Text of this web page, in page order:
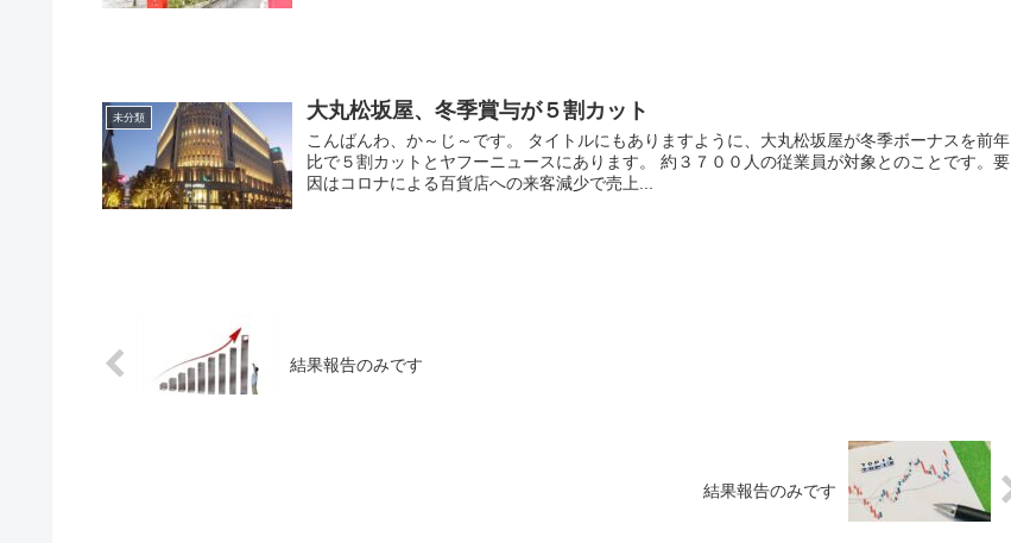
未分類 大丸松坂屋、冬季賞与が５割カット
こんばんわ、か～じ～です。 タイトルにもありますように、大丸松坂屋が冬季ボーナスを前年
比で５割カットとヤフーニュースにあります。 約３７００人の従業員が対象とのことです。要
因はコロナによる百貨店への来客減少で売上...
結果報告のみです
結果報告のみです